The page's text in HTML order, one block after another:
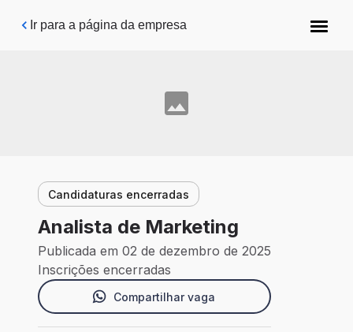
Pular para o conteúdo principal
Ir para a página da empresa
Candidaturas encerradas
Analista de Marketing
Publicada em 02 de dezembro de 2025
Inscrições encerradas
Compartilhar vaga